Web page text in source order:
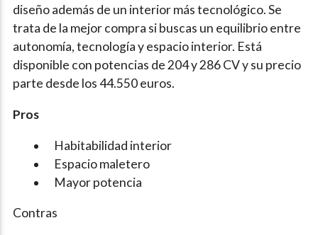
diseño además de un interior más tecnológico. Se
trata de la mejor compra si buscas un equilibrio entre
autonomía, tecnología y espacio interior. Está
disponible con potencias de 204 y 286 CV y su precio
parte desde los 44.550 euros.
Pros
Habitabilidad interior
Espacio maletero
Mayor potencia
Contras